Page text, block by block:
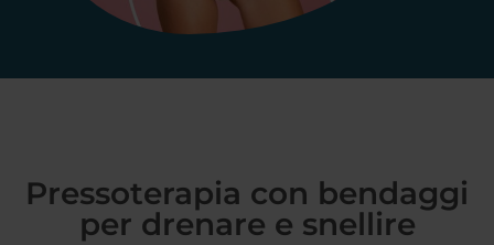
Pressoterapia con bendaggi
per drenare e snellire